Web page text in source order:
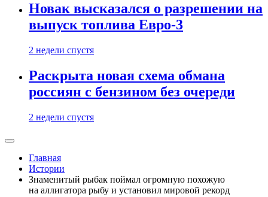
Новак высказался о разрешении на
выпуск топлива Евро-3
2 недели спустя
Раскрыта новая схема обмана
россиян с бензином без очереди
2 недели спустя
Главная
Истории
Знаменитый рыбак поймал огромную похожую
на аллигатора рыбу и установил мировой рекорд